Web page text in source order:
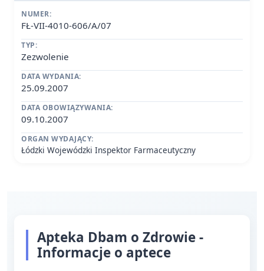
NUMER:
FŁ-VII-4010-606/A/07
TYP:
Zezwolenie
DATA WYDANIA:
25.09.2007
DATA OBOWIĄZYWANIA:
09.10.2007
ORGAN WYDAJĄCY:
Łódzki Wojewódzki Inspektor Farmaceutyczny
Apteka Dbam o Zdrowie -
Informacje o aptece